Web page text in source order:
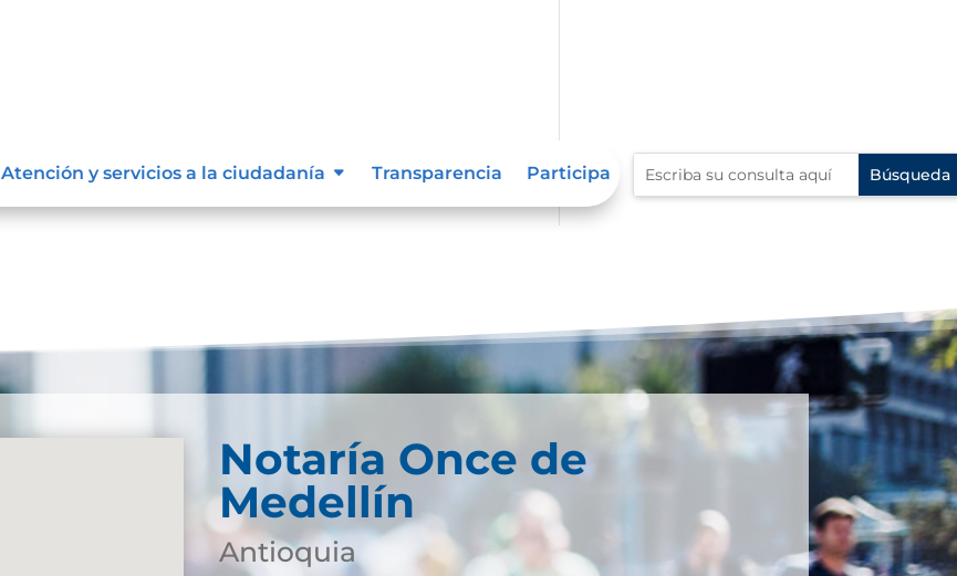
Atención y servicios a la ciudadanía Transparencia Participa
Entradas siguientes »
Notaría Once de
Medellín
Antioquia